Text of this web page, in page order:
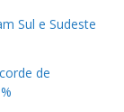
Sul e Sudeste
de